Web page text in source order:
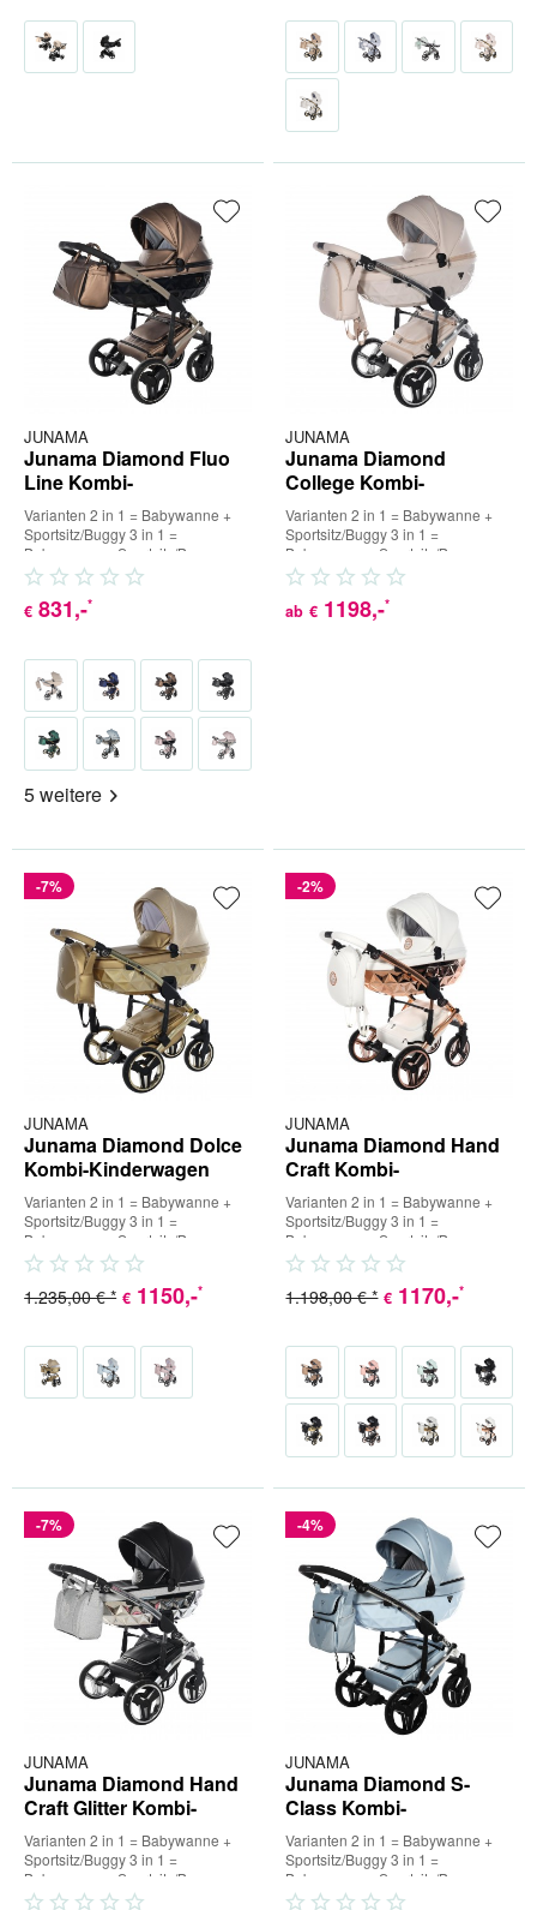
JUNAMA
Junama Diamond Fluo
Line Kombi-
Kinderwagen
Varianten 2 in 1 = Babywanne +
Sportsitz/Buggy 3 in 1 =
Babywanne + Sportsitz/Buggy +
Babyschale (inkl. Adapter) 4 in...
€ 831,-*
5 weitere
JUNAMA
Junama Diamond
College Kombi-
Kinderwagen
Varianten 2 in 1 = Babywanne +
Sportsitz/Buggy 3 in 1 =
Babywanne + Sportsitz/Buggy +
Babyschale (inkl. Adapter) 4 in...
ab € 1198,-*
-7%
JUNAMA
Junama Diamond Dolce
Kombi-Kinderwagen
Varianten 2 in 1 = Babywanne +
Sportsitz/Buggy 3 in 1 =
Babywanne + Sportsitz/Buggy +
Babyschale (inkl. Adapter) 4 in...
€ 1150,-*
1.235,00 € *
-2%
JUNAMA
Junama Diamond Hand
Craft Kombi-
Kinderwagen
Varianten 2 in 1 = Babywanne +
Sportsitz/Buggy 3 in 1 =
Babywanne + Sportsitz/Buggy +
Babyschale (inkl. Adapter) 4 in...
€ 1170,-*
1.198,00 € *
-7%
JUNAMA
Junama Diamond Hand
Craft Glitter Kombi-
Kinderwagen
Varianten 2 in 1 = Babywanne +
Sportsitz/Buggy 3 in 1 =
Babywanne + Sportsitz/Buggy +
Babyschale (inkl. Adapter) 4 in...
-4%
JUNAMA
Junama Diamond S-
Class Kombi-
Kinderwagen
Varianten 2 in 1 = Babywanne +
Sportsitz/Buggy 3 in 1 =
Babywanne + Sportsitz/Buggy +
Babyschale (inkl. Adapter) 4 in...